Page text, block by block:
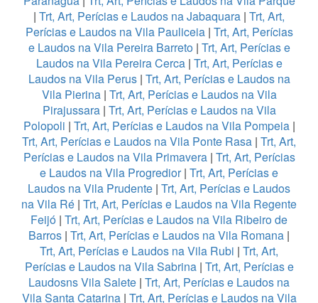
| Trt, Art, Perícias e Laudos na Jabaquara | Trt, Art,
Perícias e Laudos na Vila Pauliceia| Trt, Art, Perícias
e Laudos na Vila Pereira Barreto| Trt, Art, Perícias e
Laudos na Vila Pereira Cerca| Trt, Art, Perícias e
Laudos na Vila Perus| Trt, Art, Perícias e Laudos na
Vila Pierina| Trt, Art, Perícias e Laudos na Vila
Pirajussara| Trt, Art, Perícias e Laudos na Vila
Polopoli | Trt, Art, Perícias e Laudos na Vila Pompeia|
Trt, Art, Perícias e Laudos na Vila Ponte Rasa | Trt, Art,
Perícias e Laudos na Vila Primavera| Trt, Art, Perícias
e Laudos na Vila Progredior| Trt, Art, Perícias e
Laudos na Vila Prudente | Trt, Art, Perícias e Laudos
na Vila Ré | Trt, Art, Perícias e Laudos na Vila Regente
Feijó | Trt, Art, Perícias e Laudos na Vila Ribeiro de
Barros | Trt, Art, Perícias e Laudos na Vila Romana |
Trt, Art, Perícias e Laudos na Vila Rubi | Trt, Art,
Perícias e Laudos na Vila Sabrina| Trt, Art, Perícias e
Laudosns Vila Salete | Trt, Art, Perícias e Laudos na
Vila Santa Catarina| Trt, Art, Perícias e Laudos na Vila